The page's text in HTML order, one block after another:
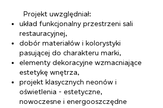
Projekt uwzględniał:
układ funkcjonalny przestrzeni sali
restauracyjnej,
dobór materiałów i kolorystyki
pasującej do charakteru marki,
elementy dekoracyjne wzmacniające
estetykę wnętrza,
projekt klasycznych neonów i
oświetlenia - estetyczne,
nowoczesne i energooszczędne